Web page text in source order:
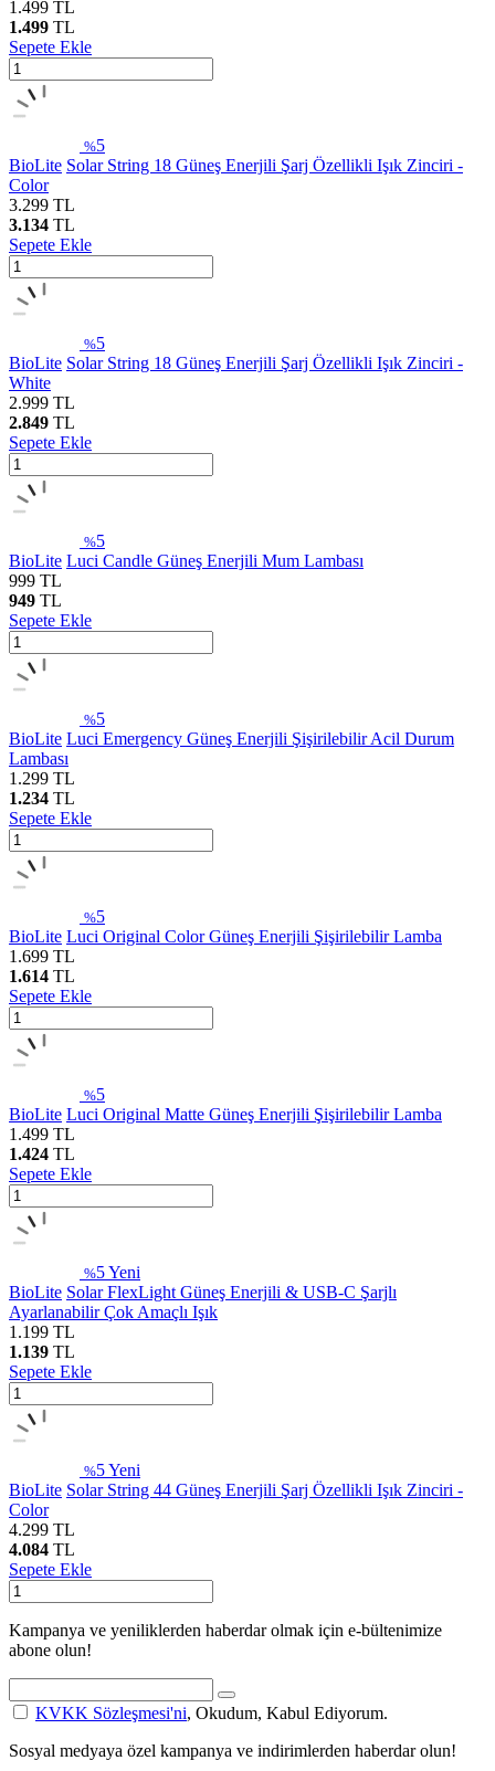
1.499 TL
1.499 TL
Sepete Ekle
%5
BioLite Solar String 18 Güneş Enerjili Şarj Özellikli Işık Zinciri -
Color
3.299 TL
3.134 TL
Sepete Ekle
%5
BioLite Solar String 18 Güneş Enerjili Şarj Özellikli Işık Zinciri -
White
2.999 TL
2.849 TL
Sepete Ekle
%5
BioLite Luci Candle Güneş Enerjili Mum Lambası
999 TL
949 TL
Sepete Ekle
%5
BioLite Luci Emergency Güneş Enerjili Şişirilebilir Acil Durum
Lambası
1.299 TL
1.234 TL
Sepete Ekle
%5
BioLite Luci Original Color Güneş Enerjili Şişirilebilir Lamba
1.699 TL
1.614 TL
Sepete Ekle
%5
BioLite Luci Original Matte Güneş Enerjili Şişirilebilir Lamba
1.499 TL
1.424 TL
Sepete Ekle
%5Yeni
BioLite Solar FlexLight Güneş Enerjili & USB-C Şarjlı
Ayarlanabilir Çok Amaçlı Işık
1.199 TL
1.139 TL
Sepete Ekle
%5Yeni
BioLite Solar String 44 Güneş Enerjili Şarj Özellikli Işık Zinciri -
Color
4.299 TL
4.084 TL
Sepete Ekle
Kampanya ve yeniliklerden haberdar olmak için e-bültenimize
abone olun!
KVKK Sözleşmesi'ni, Okudum, Kabul Ediyorum.
Sosyal medyaya özel kampanya ve indirimlerden haberdar olun!